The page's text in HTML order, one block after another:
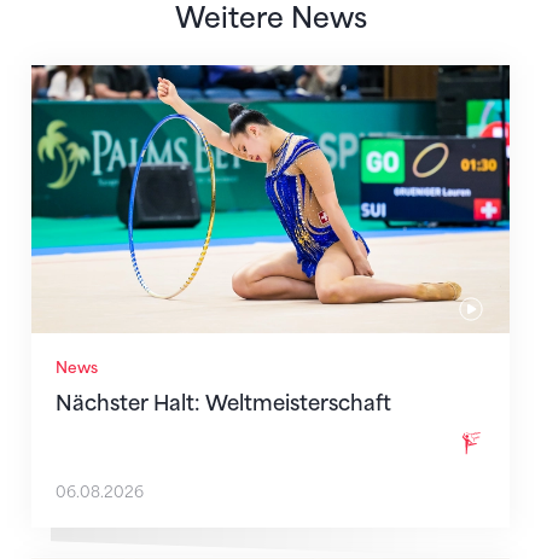
Weitere News
News
Nächster Halt: Weltmeisterschaft
Nächster Halt: Weltmeisterschaft
06.08.2026